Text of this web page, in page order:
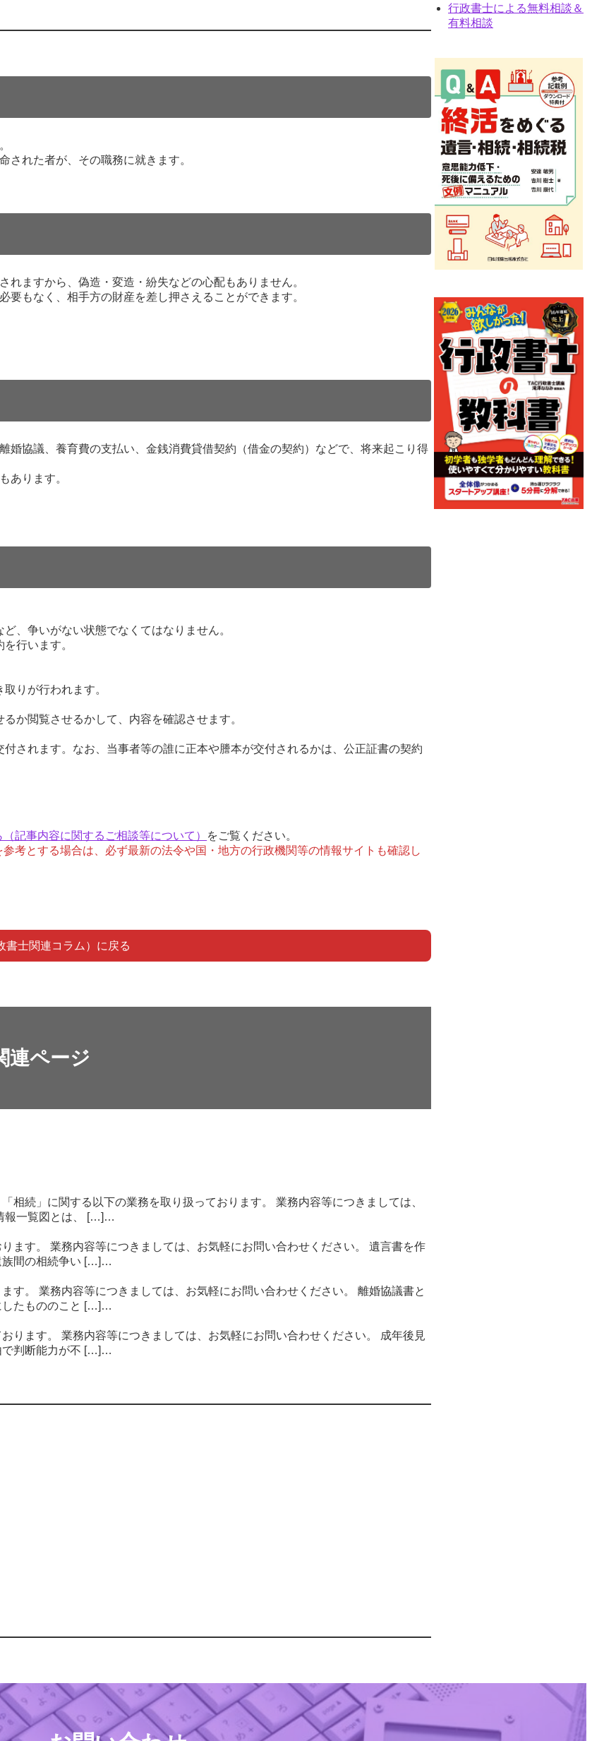
された者が、その職務に就きます。
ますから、偽造・変造・紛失などの心配もありません。
もなく、相手方の財産を差し押さえることができます。
協議、養育費の支払い、金銭消費貸借契約（借金の契約）などで、将来起こり得
あります。
、争いがない状態でなくてはなりません。
行います。
りが行われます。
か閲覧させるかして、内容を確認させます。
されます。なお、当事者等の誰に正本や謄本が交付されるかは、公正証書の契約
（記事内容に関するご相談等について）
をご覧ください。
考とする場合は、必ず最新の法令や国・地方の行政機関等の情報サイトも確認し
書士関連コラム）に戻る
連ページ
続」に関する以下の業務を取り扱っております。 業務内容等につきましては、
報一覧図とは、 […]…
ます。 業務内容等につきましては、お気軽にお問い合わせください。 遺言書を作
族間の相続争い […]…
す。 業務内容等につきましては、お気軽にお問い合わせください。 離婚協議書と
したもののこと […]…
ります。 業務内容等につきましては、お気軽にお問い合わせください。 成年後見
で判断能力が不 […]…
行政書士による無料相談＆
有料相談